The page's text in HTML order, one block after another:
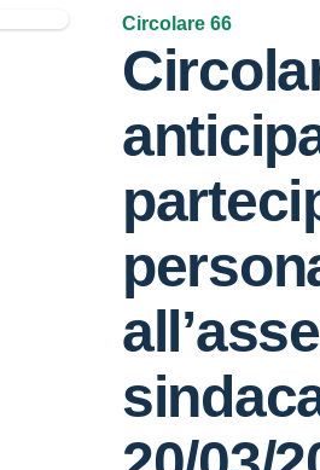
Circolare 66